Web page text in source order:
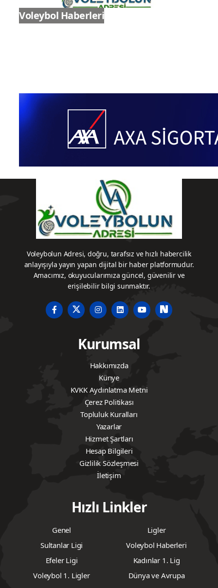
Voleybol Haberleri
Voleybolun Adresi, doğru, tarafsız ve hızlı habercilik
anlayışıyla yayın yapan dijital bir haber platformudur.
Amacımız, okuyucularımıza güncel, güvenilir ve
erişilebilir bilgi sunmaktır.
Kurumsal
Hakkımızda
Künye
KVKK Aydınlatma Metni
Çerez Politikası
Topluluk Kuralları
Yazarlar
Hizmet Şartları
Hesap Bilgileri
Gizlilik Sözleşmesi
İletişim
Hızlı Linkler
Genel
Ligler
Sultanlar Ligi
Voleybol Haberleri
Efeler Ligi
Kadınlar 1. Lig
Voleybol 1. Ligler
Dünya ve Avrupa